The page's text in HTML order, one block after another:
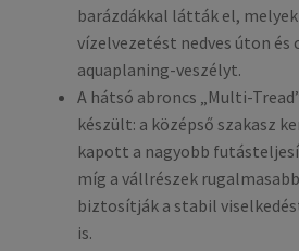
barázdákkal látták el,
vízelvezetést nedves úton és
aquaplaning-veszélyt.
A hátsó abroncs „Multi-
készült: a középső szakasz
kapott a nagyobb
míg a vállrészek
biztosítják a stabil
is.